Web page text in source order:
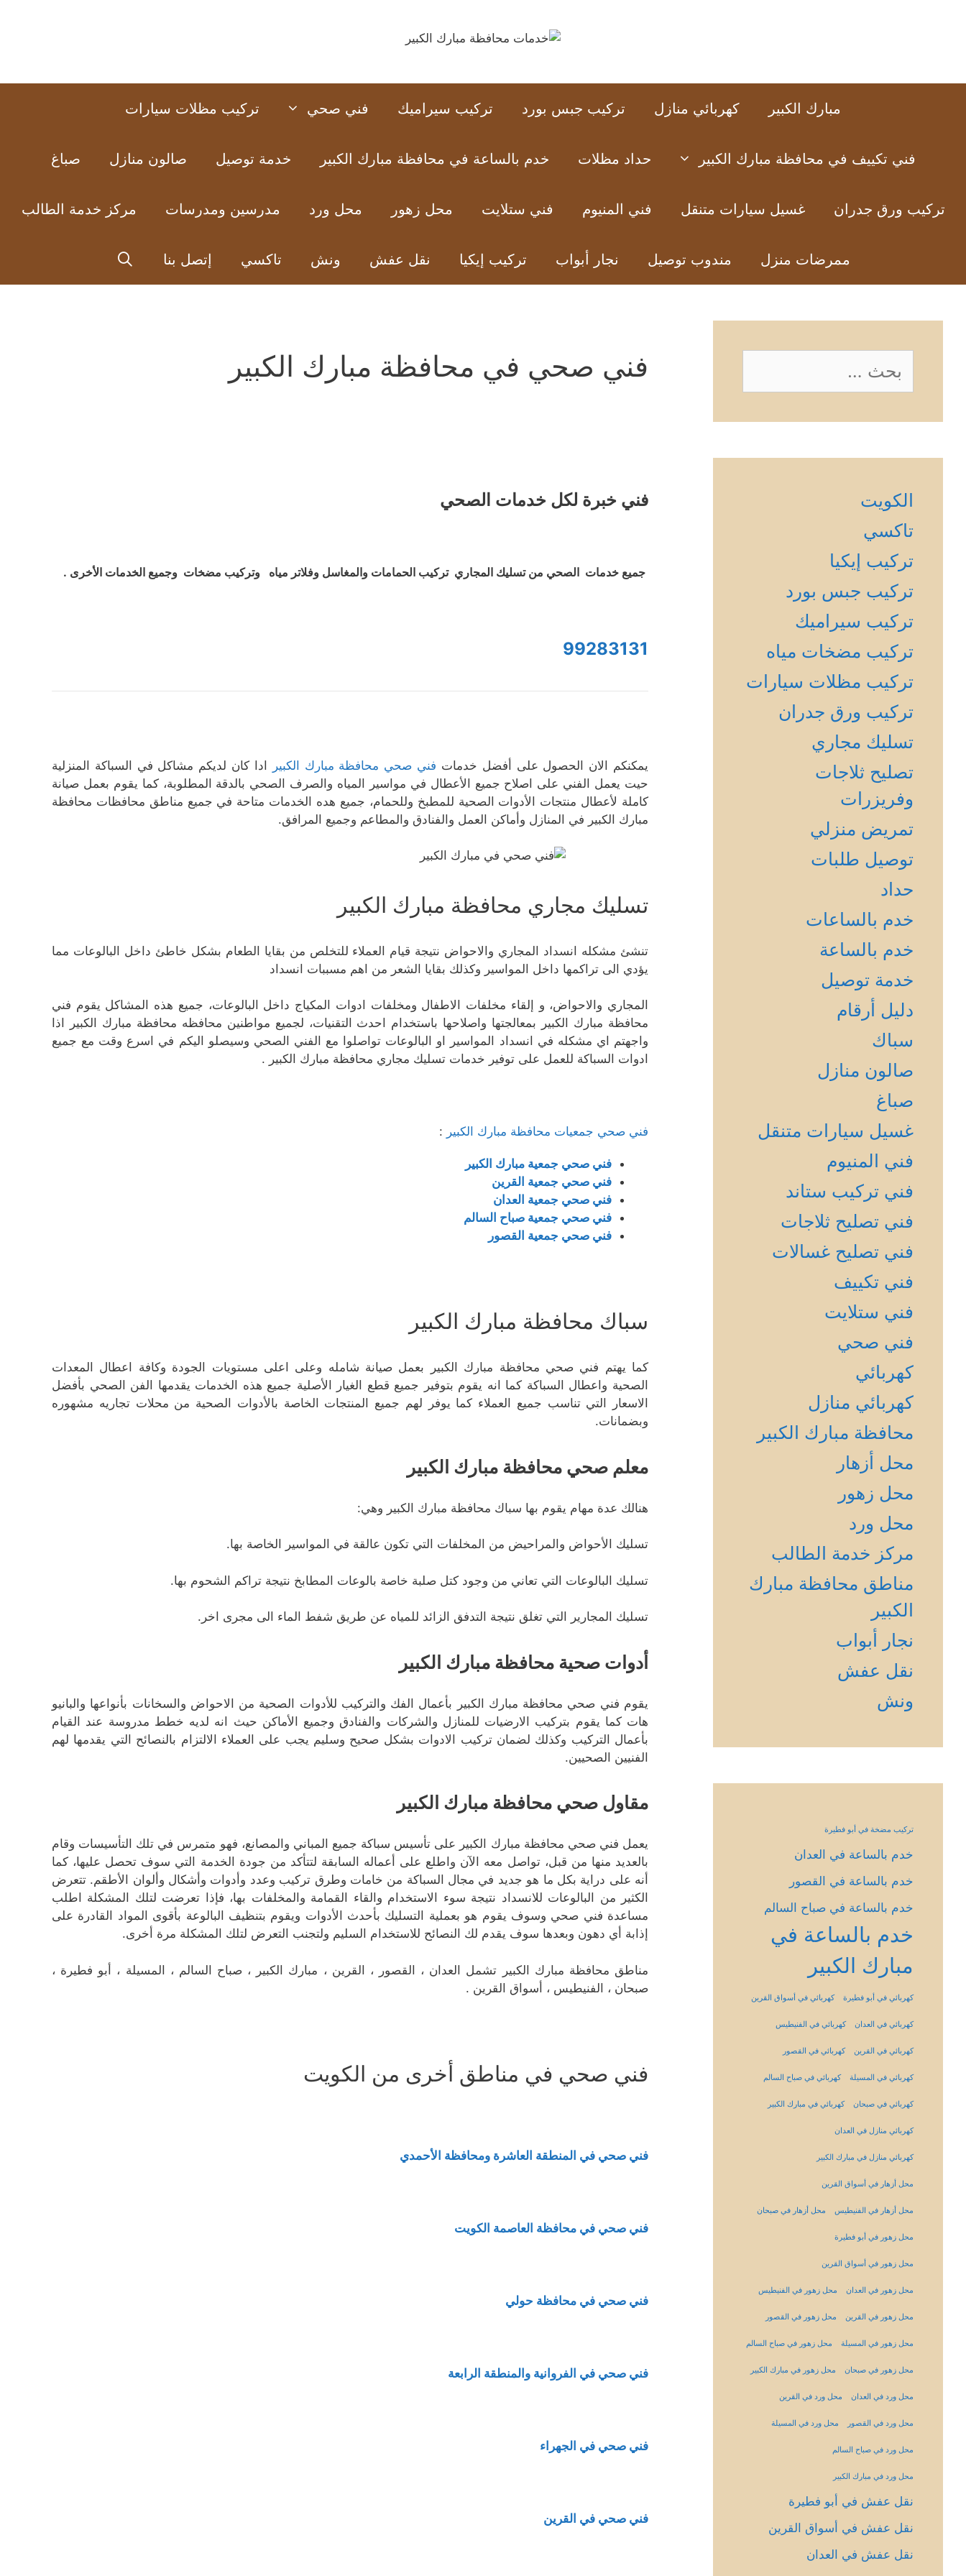
مبارك الكبير كهربائي منازل تركيب جبس بورد تركيب سيراميك فني صحي تركيب مظلات سيارات
فني تكييف في محافظة مبارك الكبير حداد مظلات خدم بالساعة في محافظة مبارك الكبير خدمة توصيل صالون منازل صباغ
تركيب ورق جدران غسيل سيارات متنقل فني المنيوم فني ستلايت محل زهور محل ورد مدرسين ومدرسات مركز خدمة الطالب
ممرضات منزل مندوب توصيل نجار أبواب تركيب إيكيا نقل عفش ونش تاكسي إتصل بنا
فني صحي في محافظة مبارك الكبير
فني خبرة لكل خدمات الصحي
جميع خدمات الصحي من تسليك المجاري تركيب الحمامات والمغاسل وفلاتر مياه وتركيب مضخات وجميع الخدمات الأخرى .
99283131
يمكنكم الان الحصول على أفضل خدمات فني صحي محافظة مبارك الكبير
ادا كان لديكم مشاكل في السباكة المنزلية
حيت يعمل الفني على اصلاح جميع الأعطال في مواسير المياه والصرف الصحي بالدقة المطلوبة، كما يقوم بعمل صيانة
كاملة لأعطال منتجات الأدوات الصحية للمطبخ وللحمام، جميع هده الخدمات متاحة في جميع مناطق محافظات محافظة
مبارك الكبير في المنازل وأماكن العمل والفنادق والمطاعم وجميع المرافق.
تسليك مجاري محافظة مبارك الكبير
تنشئ مشكله انسداد المجاري والاحواض نتيجة قيام العملاء للتخلص من بقايا الطعام بشكل خاطئ داخل البالوعات مما
يؤدي الى تراكمها داخل المواسير وكذلك بقايا الشعر من اهم مسببات انسداد
المجاري والاحواض، و إلقاء مخلفات الاطفال ومخلفات ادوات المكياج داخل البالوعات، جميع هذه المشاكل يقوم فني
محافظة مبارك الكبير بمعالجتها واصلاحها باستخدام احدث التقنيات، لجميع مواطنين محافظه محافظة مبارك الكبير اذا
واجهتم اي مشكله في انسداد المواسير او البالوعات تواصلوا مع الفني الصحي وسيصلو اليكم في اسرع وقت مع جميع
ادوات السباكة للعمل على توفير خدمات تسليك مجاري محافظة مبارك الكبير .
فني صحي جمعيات محافظة مبارك الكبير :
فني صحي جمعية مبارك الكبير
فني صحي جمعية القرين
فني صحي جمعية العدان
فني صحي جمعية صباح السالم
فني صحي جمعية القصور
سباك محافظة مبارك الكبير
كما يهتم فني صحي محافظة مبارك الكبير بعمل صيانة شامله وعلى اعلى مستويات الجودة وكافة اعطال المعدات
الصحية واعطال السباكة كما انه يقوم بتوفير جميع قطع الغيار الأصلية جميع هذه الخدمات يقدمها الفن الصحي بأفضل
الاسعار التي تناسب جميع العملاء كما يوفر لهم جميع المنتجات الخاصة بالأدوات الصحية من محلات تجاريه مشهوره
وبضمانات.
معلم صحي محافظة مبارك الكبير
هنالك عدة مهام يقوم بها سباك محافظة مبارك الكبير وهي:
تسليك الأحواض والمراحيض من المخلفات التي تكون عالقة في المواسير الخاصة بها.
تسليك البالوعات التي تعاني من وجود كتل صلبة خاصة بالوعات المطابخ نتيجة تراكم الشحوم بها.
تسليك المجارير التي تغلق نتيجة التدفق الزائد للمياه عن طريق شفط الماء الى مجرى اخر.
أدوات صحية محافظة مبارك الكبير
يقوم فني صحي محافظة مبارك الكبير بأعمال الفك والتركيب للأدوات الصحية من الاحواض والسخانات بأنواعها والبانيو
هات كما يقوم بتركيب الارضيات للمنازل والشركات والفنادق وجميع الأماكن حيث انه لديه خطط مدروسة عند القيام
بأعمال التركيب وكذلك لضمان تركيب الادوات بشكل صحيح وسليم يجب على العملاء الالتزام بالنصائح التي يقدمها لهم
الفنيين الصحيين.
مقاول صحي محافظة مبارك الكبير
يعمل فني صحي محافظة مبارك الكبير على تأسيس سباكة جميع المباني والمصانع، فهو متمرس في تلك التأسيسات وقام
بالعديد منها من قبل، تواصل معه الآن واطلع على أعماله السابقة لتتأكد من جودة الخدمة التي سوف تحصل عليها، كما
أنه على دراية بكل ما هو جديد في مجال السباكة من خامات وطرق تركيب وعدد وأدوات وأشكال وألوان الأطقم. تتعرض
الكثير من البالوعات للانسداد نتيجة سوء الاستخدام والقاء القمامة والمخلفات بها، فإذا تعرضت لتلك المشكلة اطلب
مساعدة فني صحي وسوف يقوم هو بعملية التسليك بأحدث الأدوات ويقوم بتنظيف البالوعة بأقوى المواد القادرة على
إذابة أي دهون وبعدها سوف يقدم لك النصائح للاستخدام السليم ولتجنب التعرض لتلك المشكلة مرة أخرى.
مناطق محافظة مبارك الكبير تشمل العدان ، القصور ، القرين ، مبارك الكبير ، صباح السالم ، المسيلة ، أبو فطيرة ،
صبحان ، الفنيطيس ، أسواق القرين .
فني صحي في مناطق أخرى من الكويت
فني صحي في المنطقة العاشرة ومحافظة الأحمدي
فني صحي في محافظة العاصمة الكويت
فني صحي في محافظة حولي
فني صحي في الفروانية والمنطقة الرابعة
فني صحي في الجهراء
فني صحي في القرين
عن:
الكويت
تاكسي
تركيب إيكيا
تركيب جبس بورد
تركيب سيراميك
تركيب مضخات مياه
تركيب مظلات سيارات
تركيب ورق جدران
تسليك مجاري
تصليح ثلاجات
وفريزرات
تمريض منزلي
توصيل طلبات
حداد
خدم بالساعات
خدم بالساعة
خدمة توصيل
دليل أرقام
سباك
صالون منازل
صباغ
غسيل سيارات متنقل
فني المنيوم
فني تركيب ستاند
فني تصليح ثلاجات
فني تصليح غسالات
فني تكييف
فني ستلايت
فني صحي
كهربائي
كهربائي منازل
محافظة مبارك الكبير
محل أزهار
محل زهور
محل ورد
مركز خدمة الطالب
مناطق محافظة مبارك
الكبير
نجار أبواب
نقل عفش
ونش
تركيب مضخة في أبو فطيرة
خدم بالساعة في العدان
خدم بالساعة في القصور
خدم بالساعة في صباح السالم
خدم بالساعة في
مبارك الكبير
كهربائي في أبو فطيرة كهربائي في أسواق القرين
كهربائي في العدان كهربائي في الفنيطيس
كهربائي في القرين كهربائي في القصور
كهربائي في المسيلة كهربائي في صباح السالم
كهربائي في صبحان كهربائي في مبارك الكبير
كهربائي منازل في العدان
كهربائي منازل في مبارك الكبير
محل أزهار في أسواق القرين
محل أزهار في الفنيطيس محل أزهار في صبحان
محل زهور في أبو فطيرة
محل زهور في أسواق القرين
محل زهور في العدان محل زهور في الفنيطيس
محل زهور في القرين محل زهور في القصور
محل زهور في المسيلة محل زهور في صباح السالم
محل زهور في صبحان محل زهور في مبارك الكبير
محل ورد في العدان محل ورد في القرين
محل ورد في القصور محل ورد في المسيلة
محل ورد في صباح السالم
محل ورد في مبارك الكبير
نقل عفش في أبو فطيرة
نقل عفش في أسواق القرين
نقل عفش في العدان